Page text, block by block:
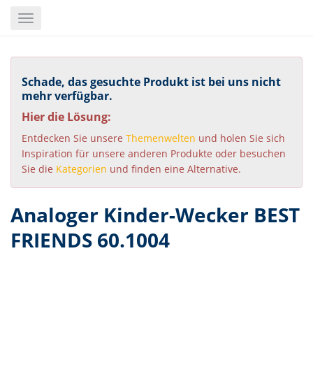
content
Toggle
Schade, das gesuchte Produkt ist bei uns nicht
mehr verfügbar.
Hier die Lösung:
Entdecken Sie unsere Themenwelten und holen Sie sich
Inspiration für unsere anderen Produkte oder besuchen
Sie die Kategorien und finden eine Alternative.
Analoger Kinder-Wecker BEST
FRIENDS 60.1004